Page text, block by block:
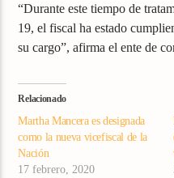
“Durante este tiempo de
19, el fiscal ha estado
su cargo”, afirma el ente de
Relacionado
Martha Mancera es designada
como la nueva vicefiscal de la
Nación
17 febrero, 2020